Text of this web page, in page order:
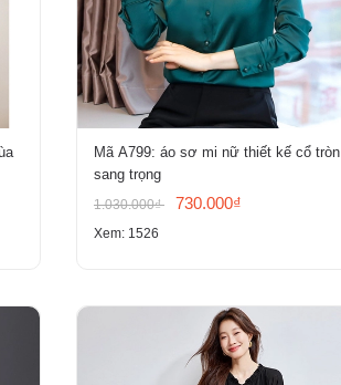
Mã A799: áo sơ mi nữ thiết kế cổ tròn
sang trọng
1.030.000₫ 730.000₫
Xem: 1526